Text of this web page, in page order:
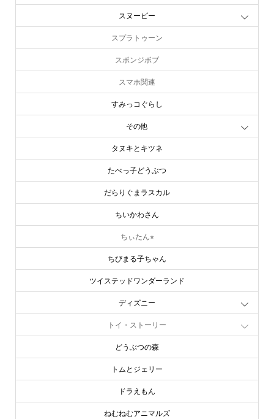
スヌーピー
スプラトゥーン
スポンジボブ
スマホ関連
すみっコぐらし
その他
タヌキとキツネ
たべっ子どうぶつ
だらりぐまラスカル
ちいかわさん
ちぃたん⭐︎
ちびまる子ちゃん
ツイステッドワンダーランド
ディズニー
トイ・ストーリー
どうぶつの森
トムとジェリー
ドラえもん
ねむねむアニマルズ